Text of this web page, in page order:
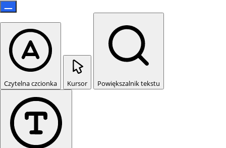
Czytelna czcionka Kursor Powiększalnik tekstu